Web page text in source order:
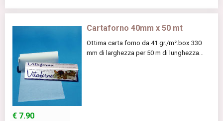
Cartaforno 40mm x 50 mt
Ottima carta forno da 41 gr./m².box 330
mm di larghezza per 50 m di lunghezza...
€ 7.90